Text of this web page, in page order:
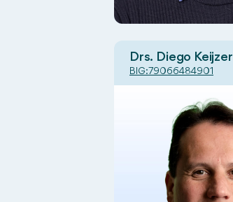
Drs. Diego Keijzer
BIG:79066484901